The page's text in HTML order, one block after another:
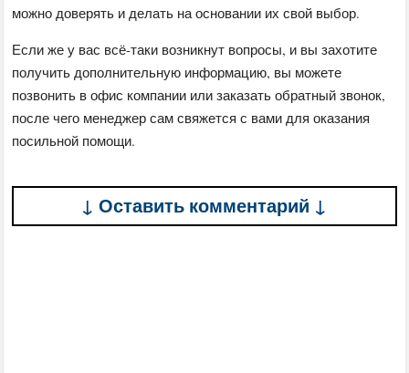
можно доверять и делать на основании их свой выбор.
Если же у вас всё-таки возникнут вопросы, и вы захотите
получить дополнительную информацию, вы можете
позвонить в офис компании или заказать обратный звонок,
после чего менеджер сам свяжется с вами для оказания
посильной помощи.
↓ Оставить комментарий ↓